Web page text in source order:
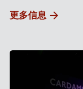
更多信息